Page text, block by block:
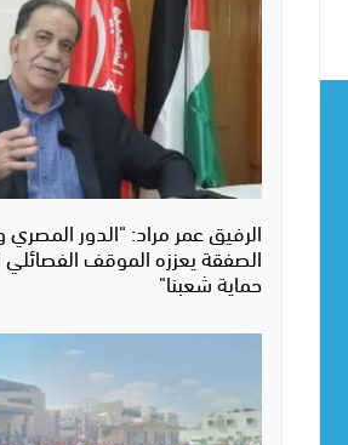
الرفيق عمر مراد: "الدور
الصفقة يعززه الموقف
حماية شعبنا"